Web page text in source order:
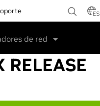
ES
de red
RELEASE